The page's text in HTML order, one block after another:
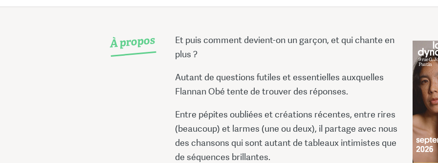
À propos
Et puis comment devient-on un garçon, et qui chante en
plus ?
Autant de questions futiles et essentielles auxquelles
Flannan Obé tente de trouver des réponses.
Entre pépites oubliées et créations récentes, entre rires
(beaucoup) et larmes (une ou deux), il partage avec nous
des chansons qui sont autant de tableaux intimistes que
de séquences brillantes.